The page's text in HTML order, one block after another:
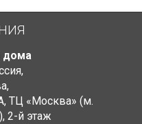
дома
,
,
ТЦ «Москва» (м.
, 2-й этаж